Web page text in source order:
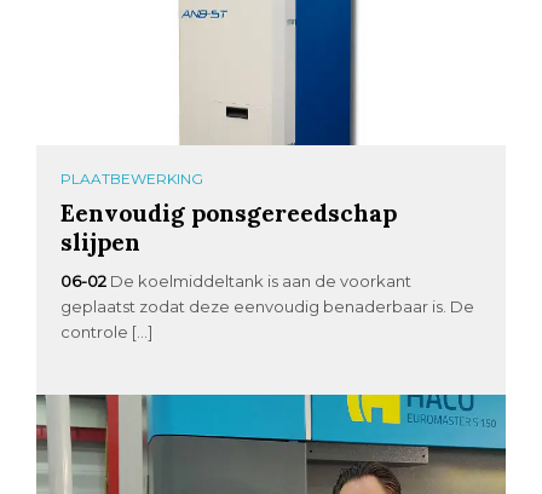
PLAATBEWERKING
Eenvoudig ponsgereedschap
slijpen
06-02 De koelmiddeltank is aan de voorkant
geplaatst zodat deze eenvoudig benaderbaar is. De
controle […]